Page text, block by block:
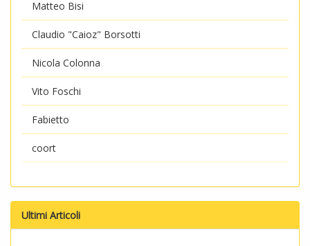
Matteo Bisi
Claudio "Caioz" Borsotti
Nicola Colonna
Vito Foschi
Fabietto
coort
Ultimi Articoli